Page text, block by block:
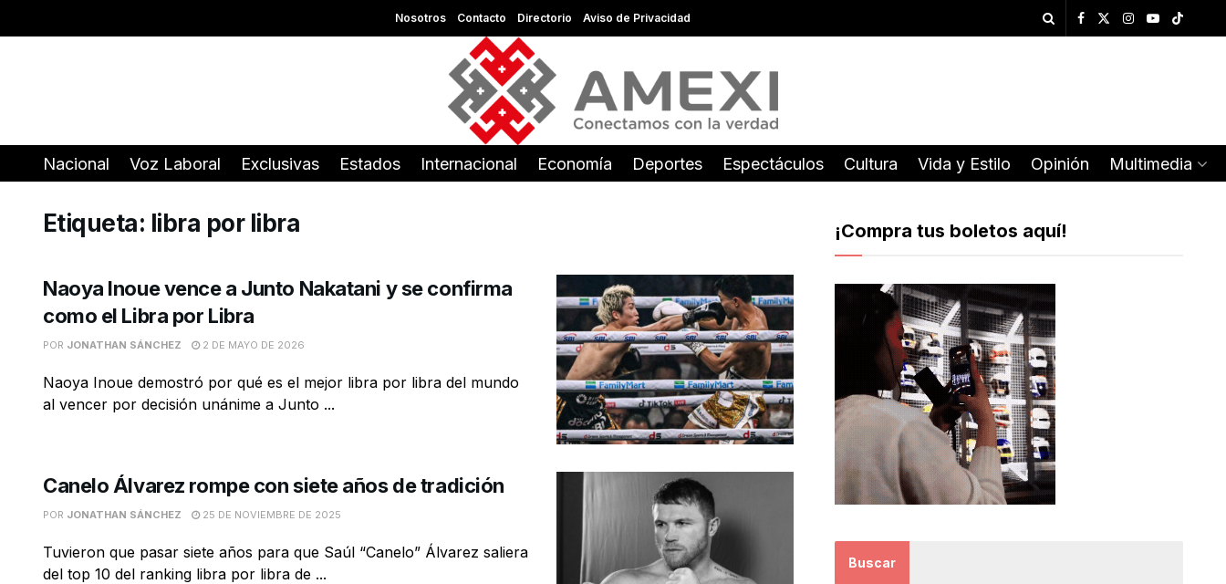
Nosotros Contacto Directorio Aviso de Privacidad
Nacional Voz Laboral Exclusivas Estados Internacional Economía Deportes Espectáculos Cultura Vida y Estilo Opinión Multimedia
Etiqueta: libra por libra
Naoya Inoue vence a Junto Nakatani y se confirma
como el Libra por Libra
POR JONATHAN SÁNCHEZ 2 DE MAYO DE 2026
Naoya Inoue demostró por qué es el mejor libra por libra del mundo
al vencer por decisión unánime a Junto ...
Canelo Álvarez rompe con siete años de tradición
POR JONATHAN SÁNCHEZ 25 DE NOVIEMBRE DE 2025
Tuvieron que pasar siete años para que Saúl “Canelo” Álvarez saliera
del top 10 del ranking libra por libra de ...
¡Compra tus boletos aquí!
Buscar